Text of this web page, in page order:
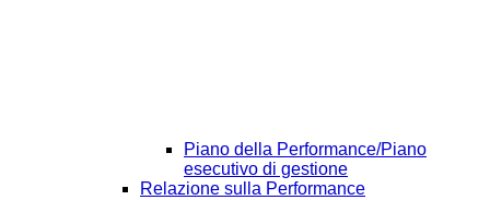
Piano della Performance/Piano
esecutivo di gestione
Relazione sulla Performance